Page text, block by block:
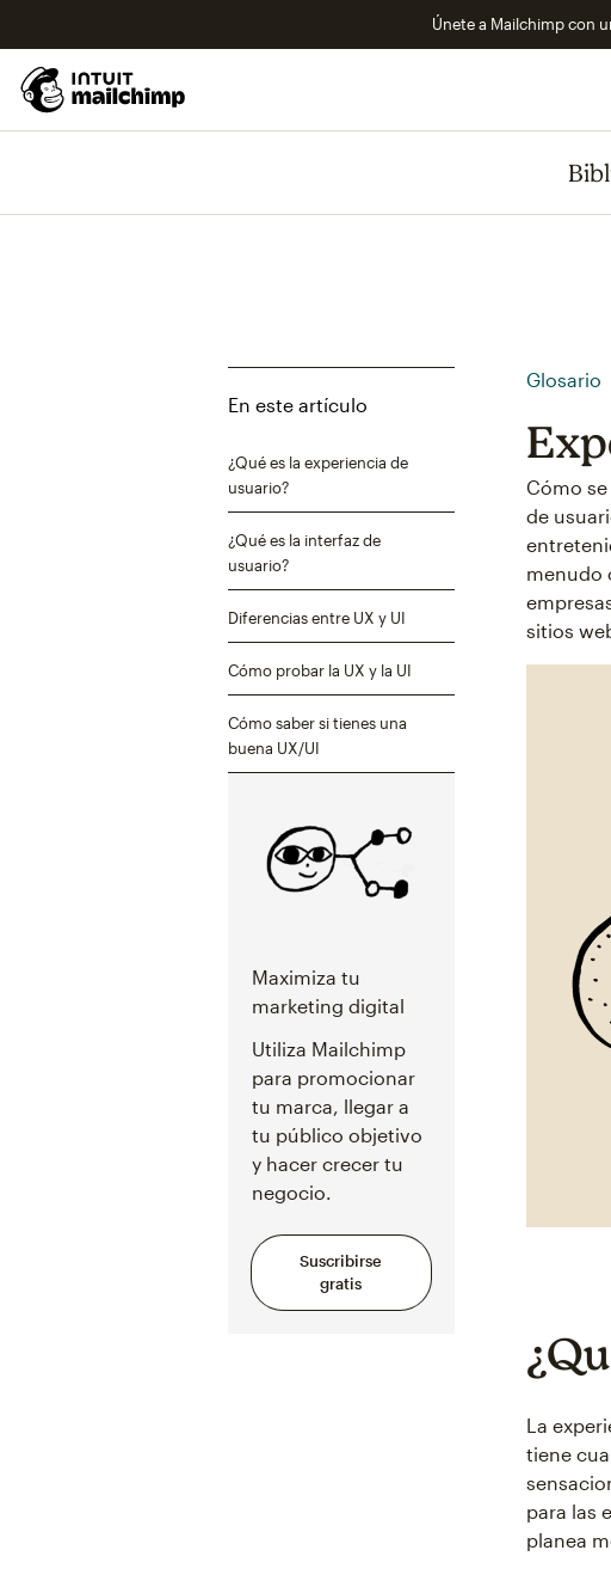
Únete a Mailchimp con
En este artículo
¿Qué es la experiencia de
usuario?
¿Qué es la interfaz de
usuario?
Diferencias entre UX y UI
Cómo probar la UX y la UI
Cómo saber si tienes una
buena UX/UI
Maximiza tu
marketing digital
Utiliza Mailchimp
para promocionar
tu marca, llegar a
tu público objetivo
y hacer crecer tu
negocio.
Suscribirse
gratis
Glosario
Cómo
de
menudo
sitios
La
tiene
para las
planea